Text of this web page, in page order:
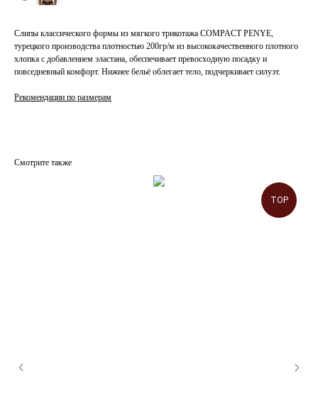
Слипы классического формы из мягкого трикотажа COMPACT PENYE,
турецкого производства плотностью 200гр/м из высококачественного плотного
хлопка с добавлением эластана, обеспечивает превосходную посадку и
повседневный комфорт. Нижнее бельё облегает тело, подчеркивает силуэт.
Рекомендации по размерам
Смотрите также
TOP